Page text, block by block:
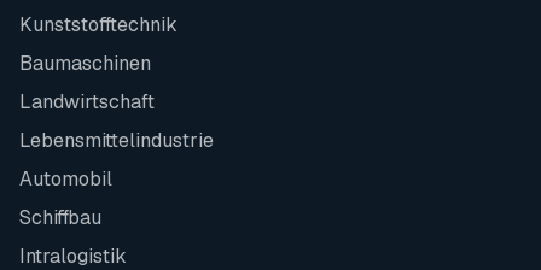
Kunststofftechnik
Baumaschinen
Landwirtschaft
Lebensmittelindustrie
Automobil
Schiffbau
Intralogistik